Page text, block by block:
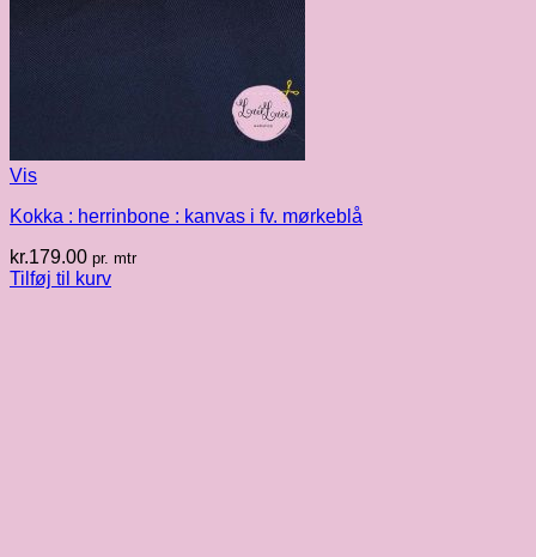
Vis
Kokka : herrinbone : kanvas i fv. mørkeblå
kr.179.00 pr. mtr
Tilføj til kurv